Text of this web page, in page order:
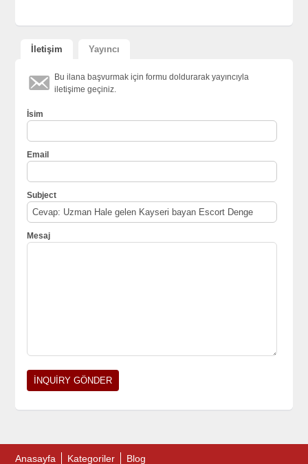
İletişim Yayıncı
Bu ilana başvurmak için formu doldurarak yayıncıyla
iletişime geçiniz.
İsim
Email
Subject
Mesaj
Anasayfa Kategoriler Blog